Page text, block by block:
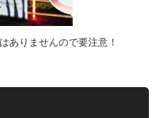
ありませんので要注意！